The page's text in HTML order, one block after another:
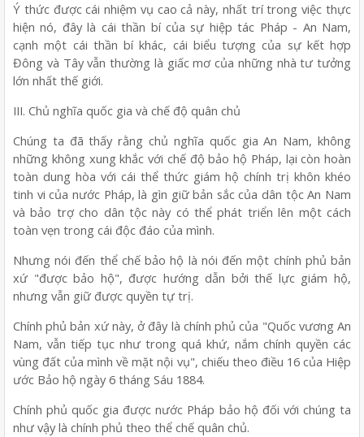
Ý thức được cái nhiệm vụ cao cả này, nhất trí trong việc thực
hiện nó, đây là cái thần bí của sự hiệp tác Pháp - An Nam,
cạnh một cái thần bí khác, cái biểu tượng của sự kết hợp
Đông và Tây vẫn thường là giấc mơ của những nhà tư tưởng
lớn nhất thế giới.
III. Chủ nghĩa quốc gia và chế độ quân chủ
Chúng ta đã thấy rằng chủ nghĩa quốc gia An Nam, không
những không xung khắc với chế độ bảo hộ Pháp, lại còn hoàn
toàn dung hòa với cái thể thức giám hộ chính trị khôn khéo
tinh vi của nước Pháp, là gìn giữ bản sắc của dân tộc An Nam
và bảo trợ cho dân tộc này có thể phát triển lên một cách
toàn vẹn trong cái độc đáo của mình.
Nhưng nói đến thể chế bảo hộ là nói đến một chính phủ bản
xứ "được bảo hộ", được hướng dẫn bởi thế lực giám hộ,
nhưng vẫn giữ được quyền tự trị.
Chính phủ bản xứ này, ở đây là chính phủ của "Quốc vương An
Nam, vẫn tiếp tục như trong quá khứ, nắm chính quyền các
vùng đất của mình về mặt nội vụ", chiếu theo điều 16 của Hiệp
ước Bảo hộ ngày 6 tháng Sáu 1884.
Chính phủ quốc gia được nước Pháp bảo hộ đối với chúng ta
như vậy là chính phủ theo thể chế quân chủ.